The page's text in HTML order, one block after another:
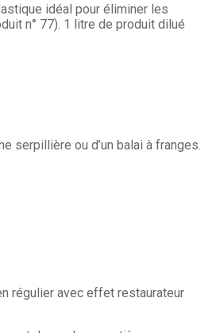
idéal pour éliminer les
n° 77). 1 litre de produit dilué
serpillière ou d’un balai à franges.
régulier avec effet restaurateur